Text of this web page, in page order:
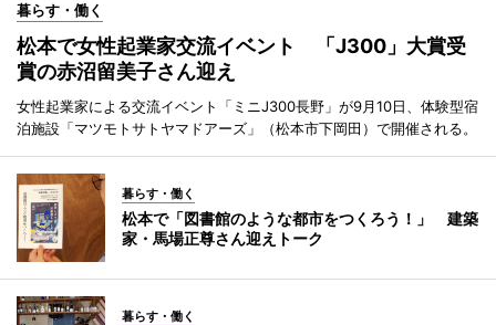
暮らす・働く
松本で女性起業家交流イベント 「J300」大賞受
賞の赤沼留美子さん迎え
女性起業家による交流イベント「ミニJ300長野」が9月10日、体験型宿
泊施設「マツモトサトヤマドアーズ」（松本市下岡田）で開催される。
暮らす・働く
松本で「図書館のような都市をつくろう！」 建築
家・馬場正尊さん迎えトーク
暮らす・働く